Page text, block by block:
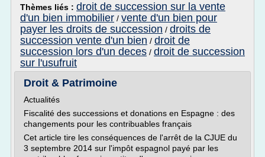
Thèmes liés : droit de succession sur la vente
d'un bien immobilier / vente d'un bien pour
payer les droits de succession / droits de
succession vente d'un bien / droit de
succession lors d'un deces / droit de succession
sur l'usufruit
Droit & Patrimoine
Actualités
Fiscalité des successions et donations en Espagne : des
changements pour les contribuables français
Cet article tire les conséquences de l'arrêt de la CJUE du
3 septembre 2014 sur l'impôt espagnol payé par les